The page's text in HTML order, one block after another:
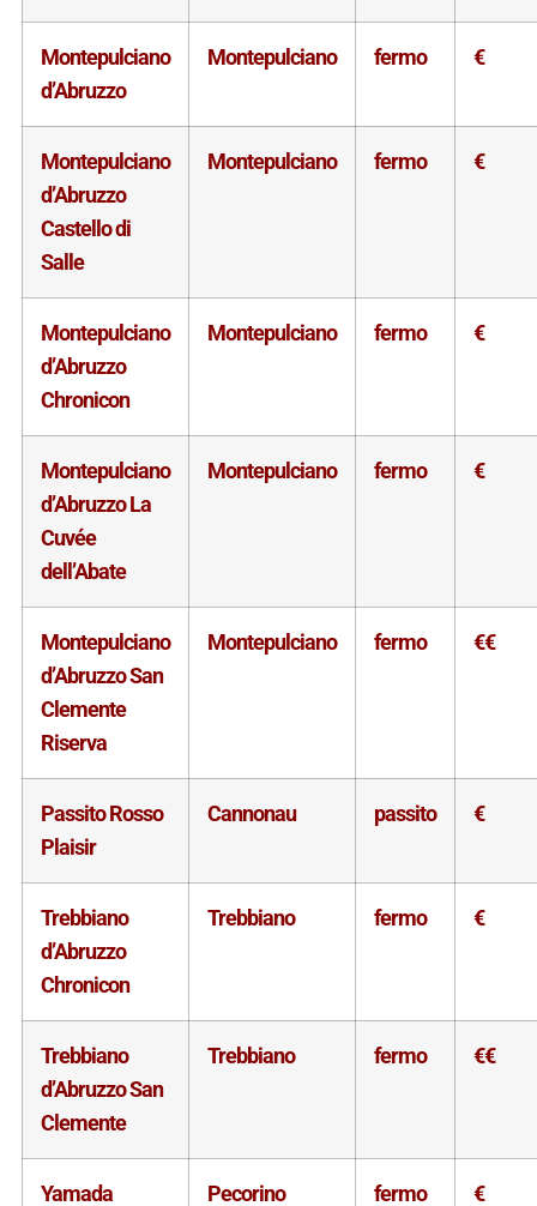
Montepulciano
d’Abruzzo
Montepulciano fermo €
Montepulciano
d’Abruzzo
Castello di
Salle
Montepulciano fermo €
Montepulciano
d’Abruzzo
Chronicon
Montepulciano fermo €
Montepulciano
d’Abruzzo La
Cuvée
dell’Abate
Montepulciano fermo €
Montepulciano
d’Abruzzo San
Clemente
Riserva
Montepulciano fermo €€
Passito Rosso
Plaisir
Cannonau passito €
Trebbiano
d’Abruzzo
Chronicon
Trebbiano fermo €
Trebbiano
d’Abruzzo San
Clemente
Trebbiano fermo €€
Yamada Pecorino fermo €